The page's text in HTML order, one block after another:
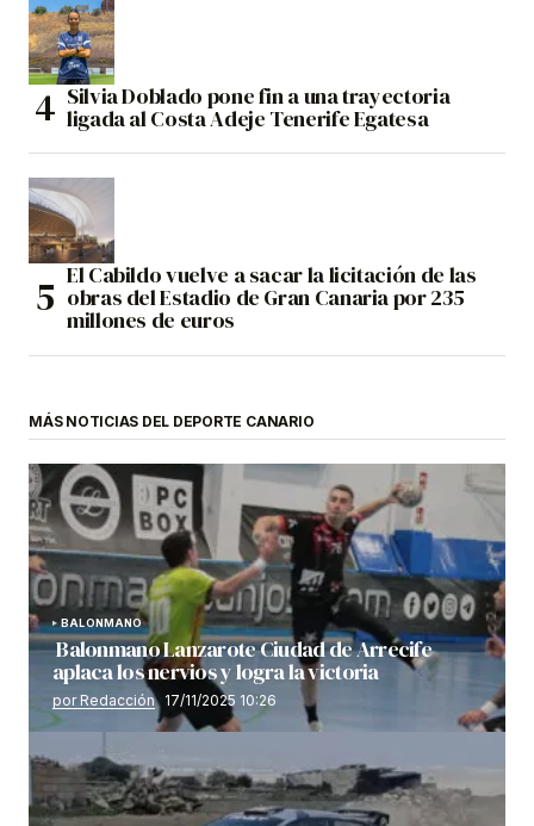
Silvia Doblado pone fin a una trayectoria
ligada al Costa Adeje Tenerife Egatesa
El Cabildo vuelve a sacar la licitación de las
obras del Estadio de Gran Canaria por 235
millones de euros
MÁS NOTICIAS DEL DEPORTE CANARIO
BALONMANO
Balonmano Lanzarote Ciudad de Arrecife
aplaca los nervios y logra la victoria
por Redacción 17/11/2025 10:26